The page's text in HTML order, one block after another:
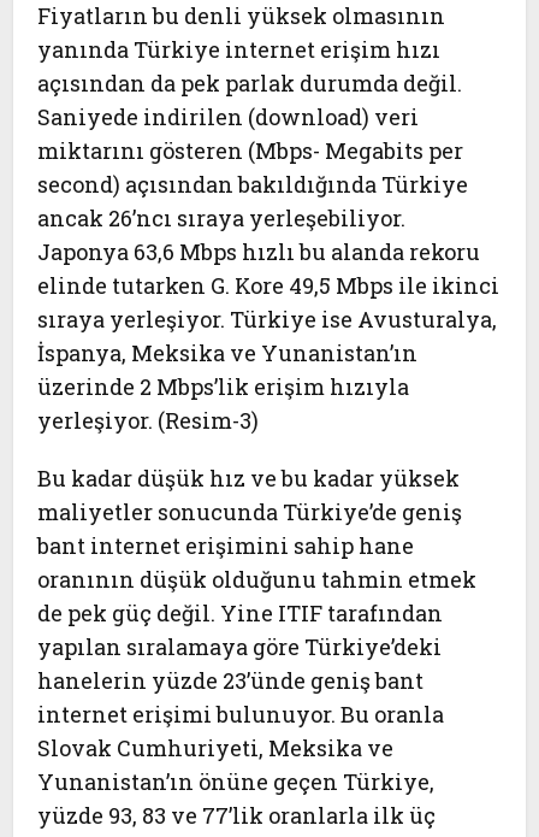
Fiyatların bu denli yüksek olmasının
yanında Türkiye internet erişim hızı
açısından da pek parlak durumda değil.
Saniyede indirilen (download) veri
miktarını gösteren (Mbps- Megabits per
second) açısından bakıldığında Türkiye
ancak 26’ncı sıraya yerleşebiliyor.
Japonya 63,6 Mbps hızlı bu alanda rekoru
elinde tutarken G. Kore 49,5 Mbps ile ikinci
sıraya yerleşiyor. Türkiye ise Avusturalya,
İspanya, Meksika ve Yunanistan’ın
üzerinde 2 Mbps’lik erişim hızıyla
yerleşiyor. (Resim-3)
Bu kadar düşük hız ve bu kadar yüksek
maliyetler sonucunda Türkiye’de geniş
bant internet erişimini sahip hane
oranının düşük olduğunu tahmin etmek
de pek güç değil. Yine ITIF tarafından
yapılan sıralamaya göre Türkiye’deki
hanelerin yüzde 23’ünde geniş bant
internet erişimi bulunuyor. Bu oranla
Slovak Cumhuriyeti, Meksika ve
Yunanistan’ın önüne geçen Türkiye,
yüzde 93, 83 ve 77’lik oranlarla ilk üç